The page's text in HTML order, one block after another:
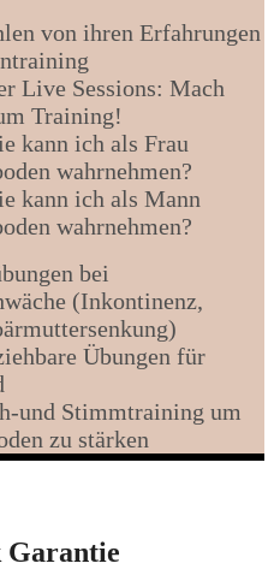
von ihren Erfahrungen
Live Sessions: Mach
Training!
kann ich als Frau
wahrnehmen?
kann ich als Mann
wahrnehmen?
bei
(Inkontinenz,
Übungen für
und Stimmtraining um
zu stärken
Garantie